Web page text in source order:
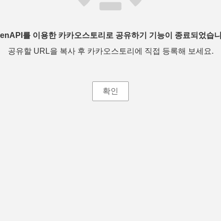
를 이용한 카카오스토리로 공유하기 기능이 종료되었습
공유할 URL을 복사 후 카카오스토리에 직접 등록해 보세요.
확인